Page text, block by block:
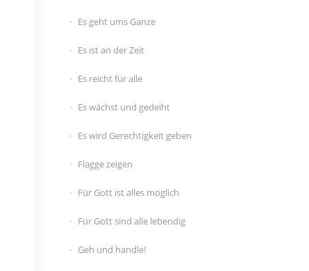
Es geht ums Ganze
Es ist an der Zeit
Es reicht für alle
Es wächst und gedeiht
Es wird Gerechtigkeit geben
Flagge zeigen
Für Gott ist alles möglich
Für Gott sind alle lebendig
Geh und handle!